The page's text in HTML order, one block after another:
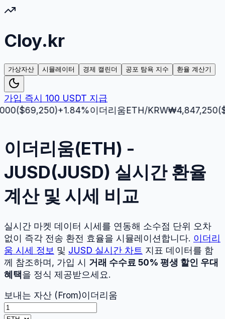
Cloy.kr
가상자산 시뮬레이터 경제 캘린더 공포 탐욕 지수 환율 계산기
가입 즉시 100 USDT 지급
69,250)+1.84%이더리움ETH/KRW₩4,847,250($
이더리움(ETH) -
JUSD(JUSD) 실시간 환율
계산 및 시세 비교
실시간 마켓 데이터 시세를 연동해 소수점 단위 오차
없이 즉각 전송 환전 효율을 시뮬레이션합니다. 이더리
움 시세 정보 및 JUSD 실시간 차트 지표 데이터를 함
께 참조하며, 가입 시 거래 수수료 50% 평생 할인 우대
혜택을 정식 제공받으세요.
보내는 자산 (From)이더리움